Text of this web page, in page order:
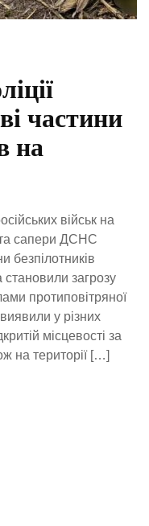
частини
на
військ на
та сапери ДСНС
безпілотників
становили загрозу
протиповітряної
у різних
місцевості за
на території […]